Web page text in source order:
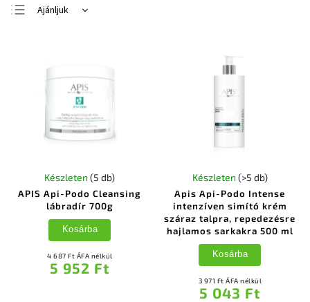
Ajánljuk
Legnépszerűbb
termékek
ABC szerint
APIS Api-Podo Cleansing
lábradír 700g
Készleten(5 db)
4 687 Ft ÁFA nélkül
5 952 Ft
Kosárba
Apis Api-Podo Intense
intenzíven simító krém
száraz talpra, repedezésre
hajlamos sarkakra 500 ml
Készleten (>5 db)
3 971 Ft ÁFA nélkül
5 043 Ft
Kosárba